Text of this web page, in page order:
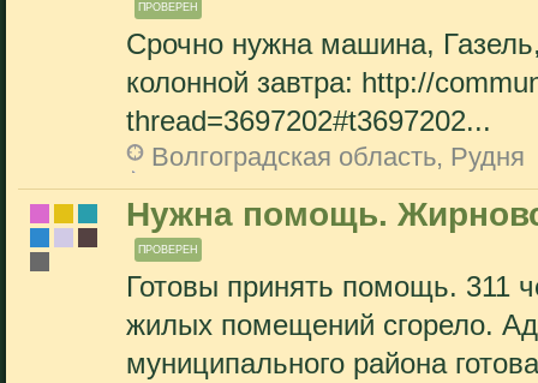
ПРОВЕРЕН
Срочно нужна машина,
колонной завтра: http://
thread=3697202#t3697202...
Волгоградская область, Рудня
Нужна помощь.
ПРОВЕРЕН
Готовы принять помощь. 311
жилых помещений сгорело.
муниципального района